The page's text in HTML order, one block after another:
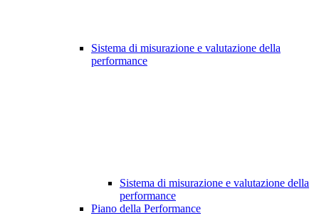
Sistema di misurazione e valutazione della
performance
Sistema di misurazione e valutazione della
performance
Piano della Performance